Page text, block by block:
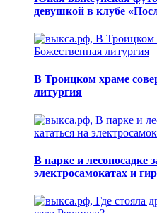
девушкой в клубе
В Троицком храме
литургия
В парке и лесопосадке
электросамокатах и